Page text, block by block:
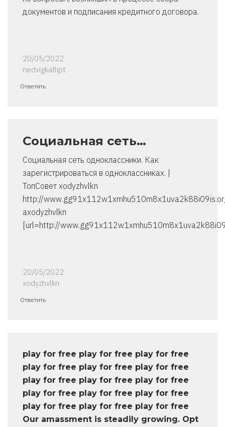
документов и подписания кредитного договора.
20/05/2022
nedvigkaflipt
Ответить
Социальная сеть…
Социальная сеть одноклассники. Как
зарегистрироваться в одноклассниках. |
ТопСовет xodyzhvlkn
http://
axodyzhvlkn
[url=http://
20/05/2022
xodyzhvlkn
Ответить
play for free play for free play for free
play for free play for free play for free
play for free play for free play for free
play for free play for free play for free
play for free play for free play for free
Our amassment is steadily growing. Opt